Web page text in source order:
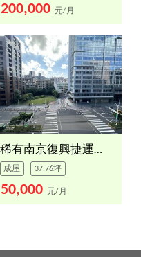
200,000 元/月
稀有南京復興捷運旁辦公室
成屋 37.76坪
50,000 元/月